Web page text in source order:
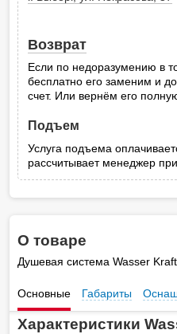
Возврат
Если по недоразумению в
бесплатно его заменим и
счет. Или вернём его
Подъем
Услуга подъема
рассчитывает менеджер
О товаре
Душевая система Wasser
Основные Габариты
Характеристики